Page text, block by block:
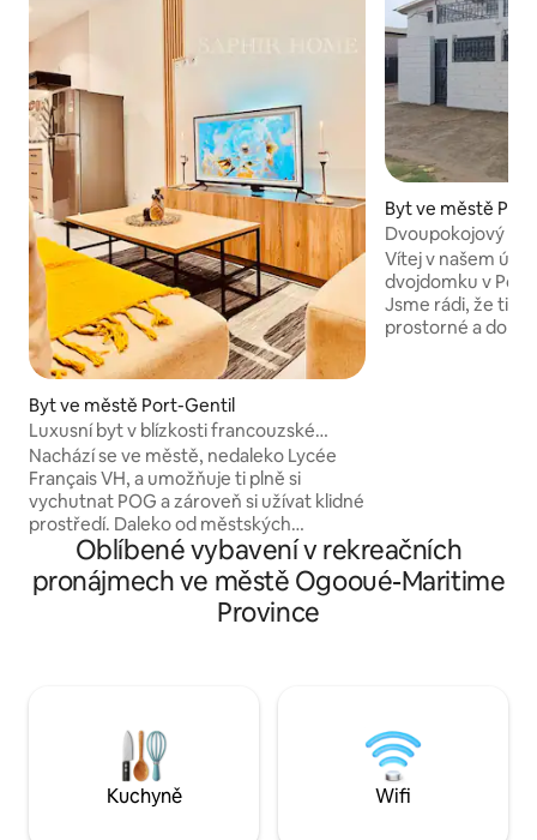
Byt ve městě Port-Gentil
Luxusní byt v blízkosti francouzské
střední školy, útulný.
Nachází se ve městě, nedaleko Lycée
Français VH, a umožňuje ti plně si
vychutnat POG a zároveň si užívat klidné
prostředí. Daleko od městských
nepříjemností se vyznačuje klidnou
atmosférou a velkým nádvořím, což je
skutečný přínos, který nabízí prostor,
soukromí a pohodlí. Navrženo pro
a relaxační ubytování.
Byt ve městě
Dvoupokojový
Helgappart's
Vítej v našem
dvojdomku v
Jsme rádi, že ti
prostorné a
Oblíbené vybavení v rekreačních
pronájmech ve městě Ogooué-Maritime
Province
Kuchyně Wifi